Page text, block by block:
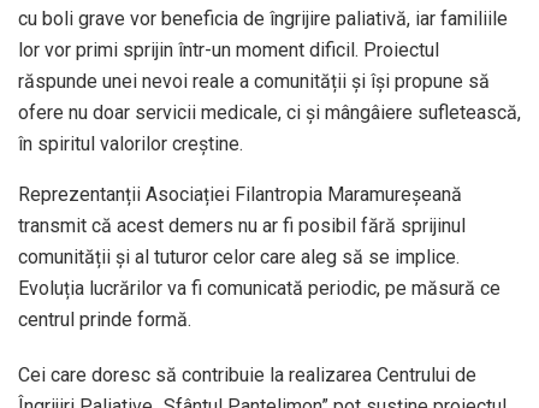
cu boli grave vor beneficia de îngrijire paliativă, iar familiile
lor vor primi sprijin într-un moment dificil. Proiectul
răspunde unei nevoi reale a comunității și își propune să
ofere nu doar servicii medicale, ci și mângâiere sufletească,
în spiritul valorilor creștine.
Reprezentanții Asociației Filantropia Maramureșeană
transmit că acest demers nu ar fi posibil fără sprijinul
comunității și al tuturor celor care aleg să se implice.
Evoluția lucrărilor va fi comunicată periodic, pe măsură ce
centrul prinde formă.
Cei care doresc să contribuie la realizarea Centrului de